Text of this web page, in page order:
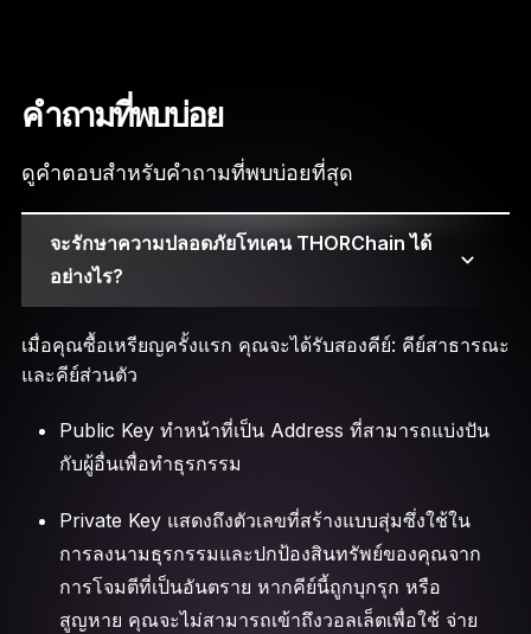
คำถามที่พบบ่อย
ดูคำตอบสำหรับคำถามที่พบบ่อยที่สุด
จะรักษาความปลอดภัยโทเคน THORChain ได้
อย่างไร?
เมื่อคุณซื้อเหรียญครั้งแรก คุณจะได้รับสองคีย์: คีย์สาธารณะ
และคีย์ส่วนตัว
Public Key ทำหน้าที่เป็น Address ที่สามารถแบ่งปัน
กับผู้อื่นเพื่อทำธุรกรรม
Private Key แสดงถึงตัวเลขที่สร้างแบบสุ่มซึ่งใช้ใน
การลงนามธุรกรรมและปกป้องสินทรัพย์ของคุณจาก
การโจมตีที่เป็นอันตราย หากคีย์นี้ถูกบุกรุก หรือ
สูญหาย คุณจะไม่สามารถเข้าถึงวอลเล็ตเพื่อใช้ จ่าย